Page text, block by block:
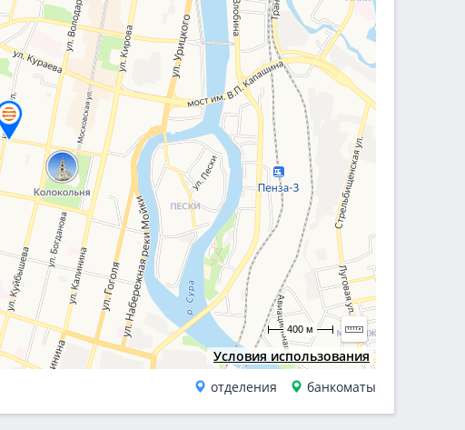
Условия использования
400 м
отделения банкоматы